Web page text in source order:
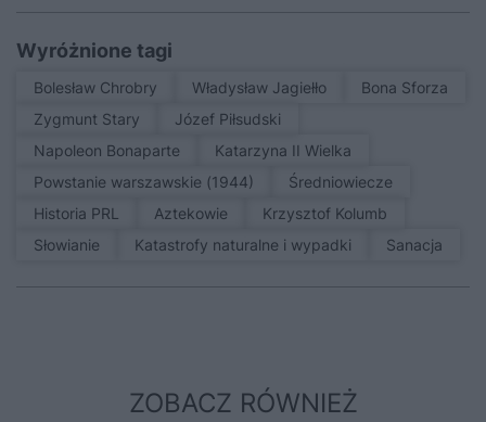
Wyróżnione tagi
Bolesław Chrobry Władysław Jagiełło
Bona Sforza
Zygmunt Stary
Józef Piłsudski
Napoleon Bonaparte
Katarzyna II Wielka
Powstanie warszawskie (1944)
średniowiecze
Historia PRL
Aztekowie
Krzysztof Kolumb
Słowianie
Katastrofy naturalne i wypadki sanacja
ZOBACZ RÓWNIEŻ